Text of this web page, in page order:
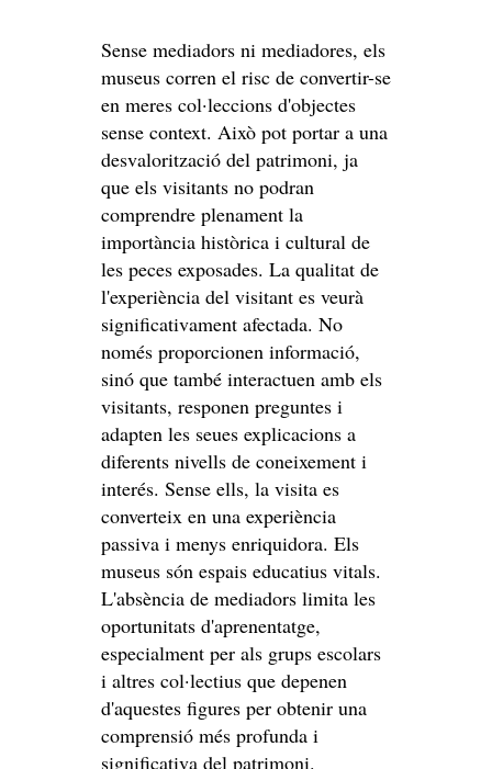
Sense mediadors ni mediadores, els
museus corren el risc de convertir-se
en meres col·leccions d'objectes
sense context. Això pot portar a una
desvalorització del patrimoni, ja
que els visitants no podran
comprendre plenament la
importància històrica i cultural de
les peces exposades. La qualitat de
l'experiència del visitant es veurà
significativament afectada. No
només proporcionen informació,
sinó que també interactuen amb els
visitants, responen preguntes i
adapten les seues explicacions a
diferents nivells de coneixement i
interés. Sense ells, la visita es
converteix en una experiència
passiva i menys enriquidora. Els
museus són espais educatius vitals.
L'absència de mediadors limita les
oportunitats d'aprenentatge,
especialment per als grups escolars
i altres col·lectius que depenen
d'aquestes figures per obtenir una
comprensió més profunda i
significativa del patrimoni.